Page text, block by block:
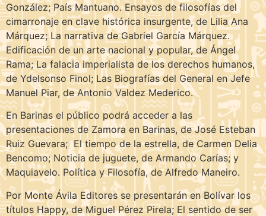
González; País Mantuano. Ensayos de filosofías del
cimarronaje en clave histórica insurgente, de Lilia Ana
Márquez; La narrativa de Gabriel García Márquez.
Edificación de un arte nacional y popular, de Ángel
Rama; La falacia imperialista de los derechos humanos,
de Ydelsonso Finol; Las Biografías del General en Jefe
Manuel Piar, de Antonio Valdez Mederico.
En Barinas el público podrá acceder a las
presentaciones de Zamora en Barinas, de José Esteban
Ruiz Guevara; El tiempo de la estrella, de Carmen Delia
Bencomo; Noticia de juguete, de Armando Carías; y
Maquiavelo. Política y Filosofía, de Alfredo Maneiro.
Por Monte Ávila Editores se presentarán en Bolívar los
títulos Happy, de Miguel Pérez Pirela; El sentido de ser